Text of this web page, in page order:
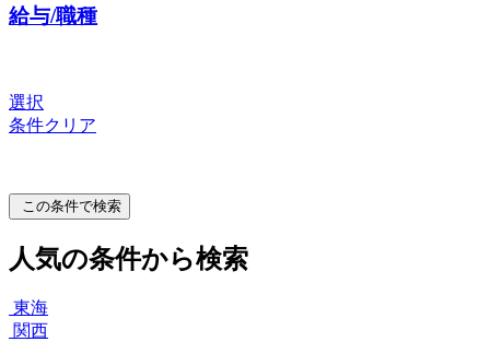
給与/職種
選択
条件クリア
この条件で検索
人気の条件から検索
東海
関西